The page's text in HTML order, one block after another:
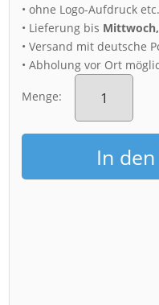
• ohne Logo-Aufdruck etc.
• Lieferung bis
• Versand mit deutsche
• Abholung vor Ort
Menge:
Fotoabzug
(01034)
Dresden
Menge
In